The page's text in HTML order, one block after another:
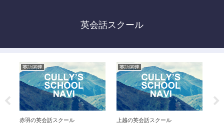
英会話スクール
英語関連
赤羽の英会話スクール
英語関連
上越の英会話スクール